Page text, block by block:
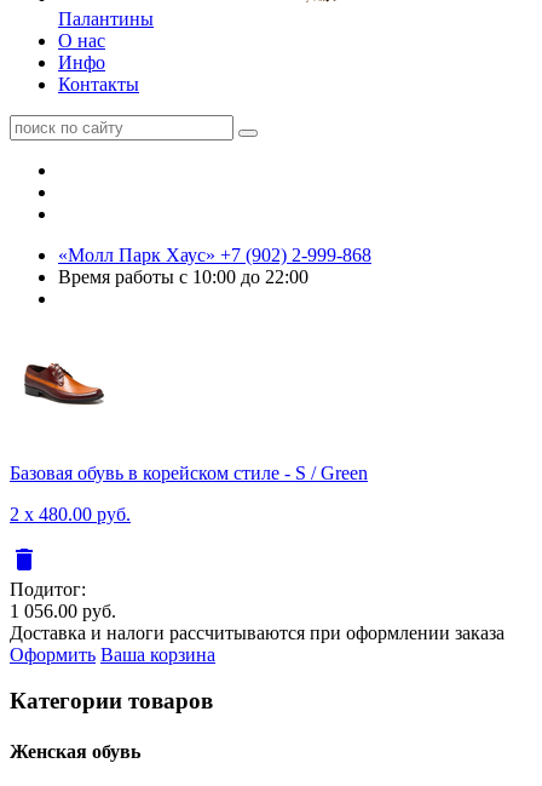
Палантины
О нас
Инфо
Контакты
«Молл Парк Хаус» +7 (902) 2-999-868
Время работы с 10:00 до 22:00
Базовая обувь в корейском стиле - S / Green
2 x 480.00 руб.
delete
Подитог:
1 056.00 руб.
Доставка и налоги рассчитываются при оформлении заказа
Оформить Ваша корзина
Категории товаров
Женcкая обувь